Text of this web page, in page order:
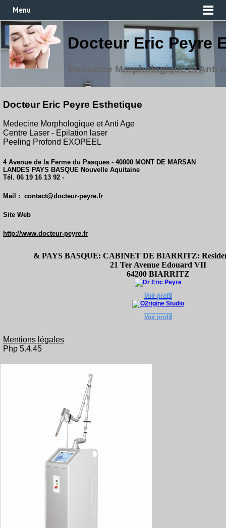
Menu
Docteur Eric Peyre
Medecine Morphologique et Anti
Docteur Eric Peyre Esthetique
Medecine Morphologique et Anti Age
Centre Laser - Epilation laser
Peeling Profond EXOPEEL
4 Avenue de la Ferme du Pasques - 40000 MONT DE MARSAN
LANDES PAYS BASQUE Nouvelle Aquitaine
Tél. 06 19 16 13 92 -
Mail : contact@docteur-peyre.fr
Site Web
http://www.docteur-peyre.fr
& PAYS BASQUE: CABINET DE BIARRITZ:
21 Ter Avenue Edouard VII
64200 BIARRITZ
Voir profil
Voir profil
Mentions légales
Php 5.4.45